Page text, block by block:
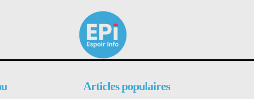
Articles populaires